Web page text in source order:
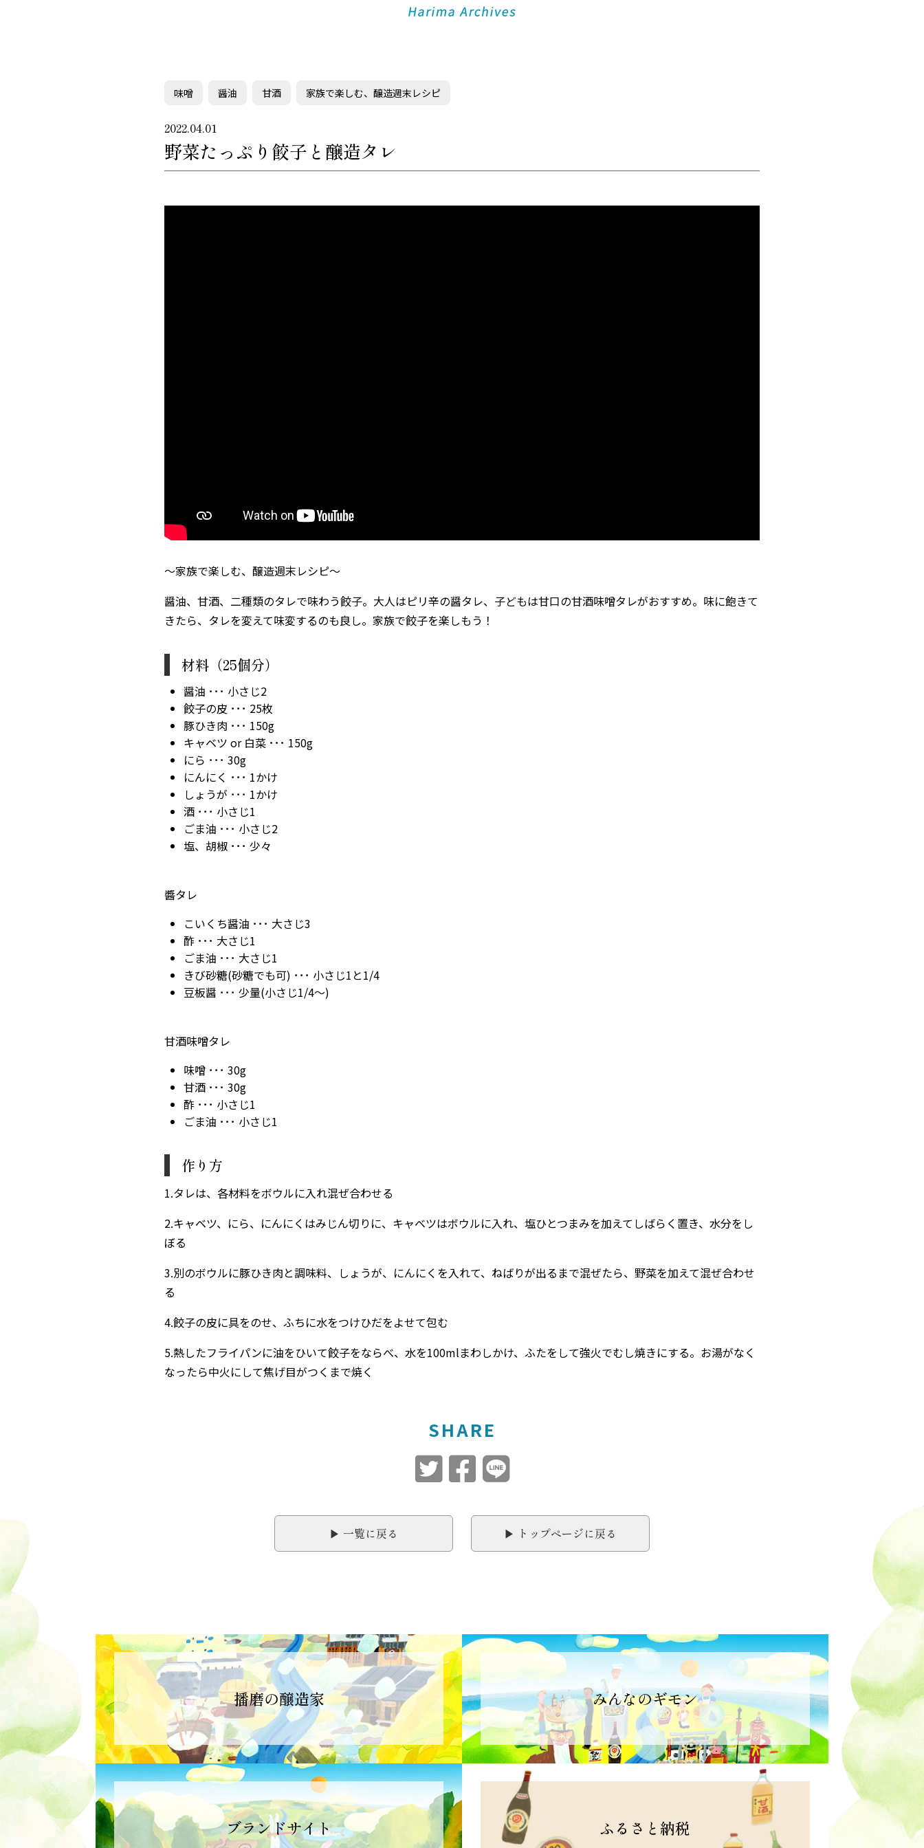
味噌 醤油 甘酒 家族で楽しむ、醸造週末レシピ
2022.04.01
野菜たっぷり餃子と醸造タレ
〜家族で楽しむ、醸造週末レシピ〜
醤油、甘酒、二種類のタレで味わう餃子。大人はピリ辛の醤タレ、子どもは甘口の甘酒味噌タレがおすすめ。味に飽きて
きたら、タレを変えて味変するのも良し。家族で餃子を楽しもう！
材料（25個分）
醤油 ･･･ 小さじ2
餃子の皮 ･･･ 25枚
豚ひき肉 ･･･ 150g
キャベツ or 白菜 ･･･ 150g
にら ･･･ 30g
にんにく ･･･ 1かけ
しょうが ･･･ 1かけ
酒 ･･･ 小さじ1
ごま油 ･･･ 小さじ2
塩、胡椒 ･･･ 少々
醬タレ
こいくち醤油 ･･･ 大さじ3
酢 ･･･ 大さじ1
ごま油 ･･･ 大さじ1
きび砂糖(砂糖でも可) ･･･ 小さじ1と1/4
豆板醤 ･･･ 少量(小さじ1/4〜)
甘酒味噌タレ
味噌 ･･･ 30g
甘酒 ･･･ 30g
酢 ･･･ 小さじ1
ごま油 ･･･ 小さじ1
作り方
1.タレは、各材料をボウルに入れ混ぜ合わせる
2.キャベツ、にら、にんにくはみじん切りに、キャベツはボウルに入れ、塩ひとつまみを加えてしばらく置き、水分をし
ぼる
3.別のボウルに豚ひき肉と調味料、しょうが、にんにくを入れて、ねばりが出るまで混ぜたら、野菜を加えて混ぜ合わせ
る
4.餃子の皮に具をのせ、ふちに水をつけひだをよせて包む
5.熱したフライパンに油をひいて餃子をならべ、水を100mlまわしかけ、ふたをして強火でむし焼きにする。お湯がなく
なったら中火にして焦げ目がつくまで焼く
SHARE
▶︎ 一覧に戻る ▶︎ トップページに戻る
播磨の醸造家 みんなのギモン
ブランドサイト ふるさと納税